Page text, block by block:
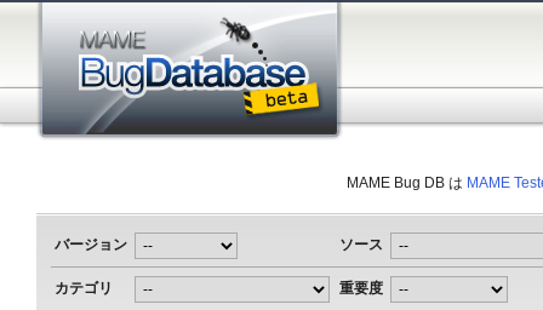
MAME Bug DB は MAME
バージョン ソース
カテゴリ 重要度